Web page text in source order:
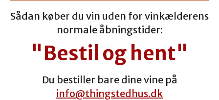
Sådan køber du vin uden for vinkælderens
normale åbningstider:
"Bestil og hent"
Du bestiller bare dine vine på
info@thingstedhus.dk